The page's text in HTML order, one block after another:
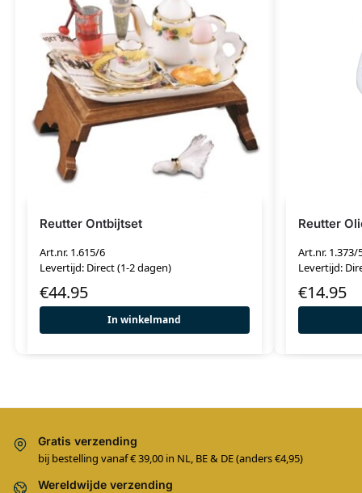
Reutter Ontbijtset
Art.nr. 1.615/6
Levertijd: Direct (1-2 dagen)
€44.95
In winkelmand
Reutter
Art.nr. 1.373/
Levertijd:
€14.95
Gratis verzending
bij bestelling vanaf € 39,00 in NL, BE & DE (anders €4,95)
Wereldwijde verzending